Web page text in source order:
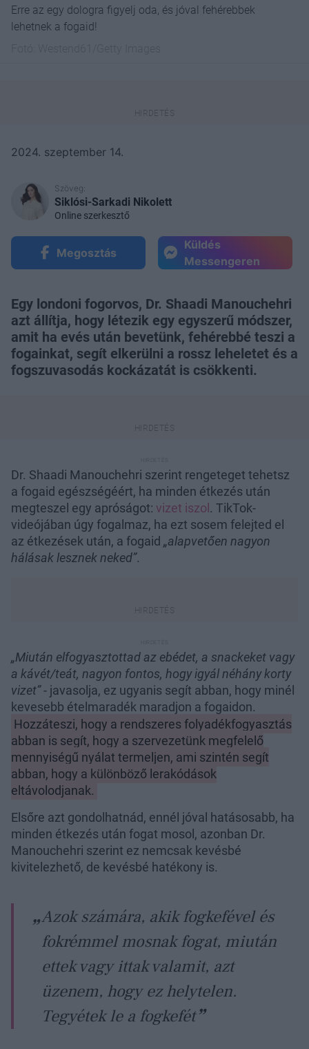
Erre az egy dologra figyelj oda, és jóval fehérebbek
lehetnek a fogaid!
2024. szeptember 14.
Szöveg:
Siklósi-Sarkadi Nikolett
Online szerkesztő
Megosztás
Küldés
Messengeren
Egy londoni fogorvos, Dr. Shaadi Manouchehri
azt állítja, hogy létezik egy egyszerű módszer,
amit ha evés után bevetünk, fehérebbé teszi a
fogainkat, segít elkerülni a rossz leheletet és a
fogszuvasodás kockázatát is csökkenti.
Dr. Shaadi Manouchehri szerint rengeteget tehetsz
a fogaid egészségéért, ha minden étkezés után
megteszel egy apróságot: vizet iszol . TikTok-
videójában úgy fogalmaz, ha ezt sosem felejted el
az étkezések után, a fogaid „alapvetően nagyon
hálásak lesznek neked”.
„Miután elfogyasztottad az ebédet, a snackeket vagy
a kávét/teát, nagyon fontos, hogy igyál néhány korty
vizet”- javasolja, ez ugyanis segít abban, hogy minél
kevesebb ételmaradék maradjon a fogaidon.
Hozzáteszi, hogy a rendszeres folyadékfogyasztás
abban is segít, hogy a szervezetünk megfelelő
mennyiségű nyálat termeljen, ami szintén segít
abban, hogy a különböző lerakódások
eltávolodjanak.
Elsőre azt gondolhatnád, ennél jóval hatásosabb, ha
minden étkezés után fogat mosol, azonban Dr.
Manouchehri szerint ez nemcsak kevésbé
kivitelezhető, de kevésbé hatékony is.
Azok számára, akik fogkefével és
fokrémmel mosnak fogat, miután
ettek vagy ittak valamit, azt
üzenem, hogy ez helytelen.
Tegyétek le a fogkefét